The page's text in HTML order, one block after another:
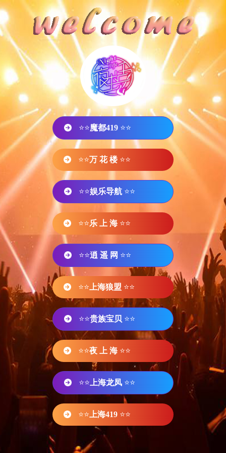
⭐⭐魔都419 ⭐⭐
⭐⭐万 花 楼 ⭐⭐
⭐⭐娱乐导航 ⭐⭐
⭐⭐乐 上 海 ⭐⭐
⭐⭐逍 遥 网 ⭐⭐
⭐⭐ 上海狼盟 ⭐⭐
⭐⭐贵族宝贝 ⭐⭐
⭐⭐夜 上 海 ⭐⭐
⭐⭐ 上海龙凤 ⭐⭐
⭐⭐ 上海419 ⭐⭐